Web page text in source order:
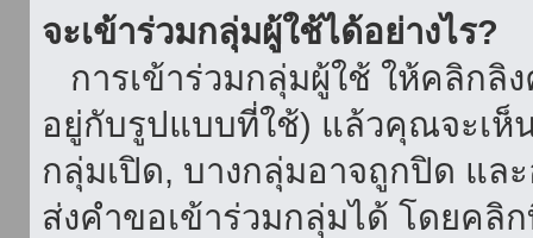
จะเข้าร่วมกลุ่มผู้ใช้ได้อย่างไร?
การเข้าร่วมกลุ่มผู้ใช้ ให้คลิก
อยู่กับรูปแบบที่ใช้) แล้วคุณจะเห็
กลุ่มเปิด, บางกลุ่มอาจถูกปิด แ
ส่งคำขอเข้าร่วมกลุ่มได้ โดยคลิ